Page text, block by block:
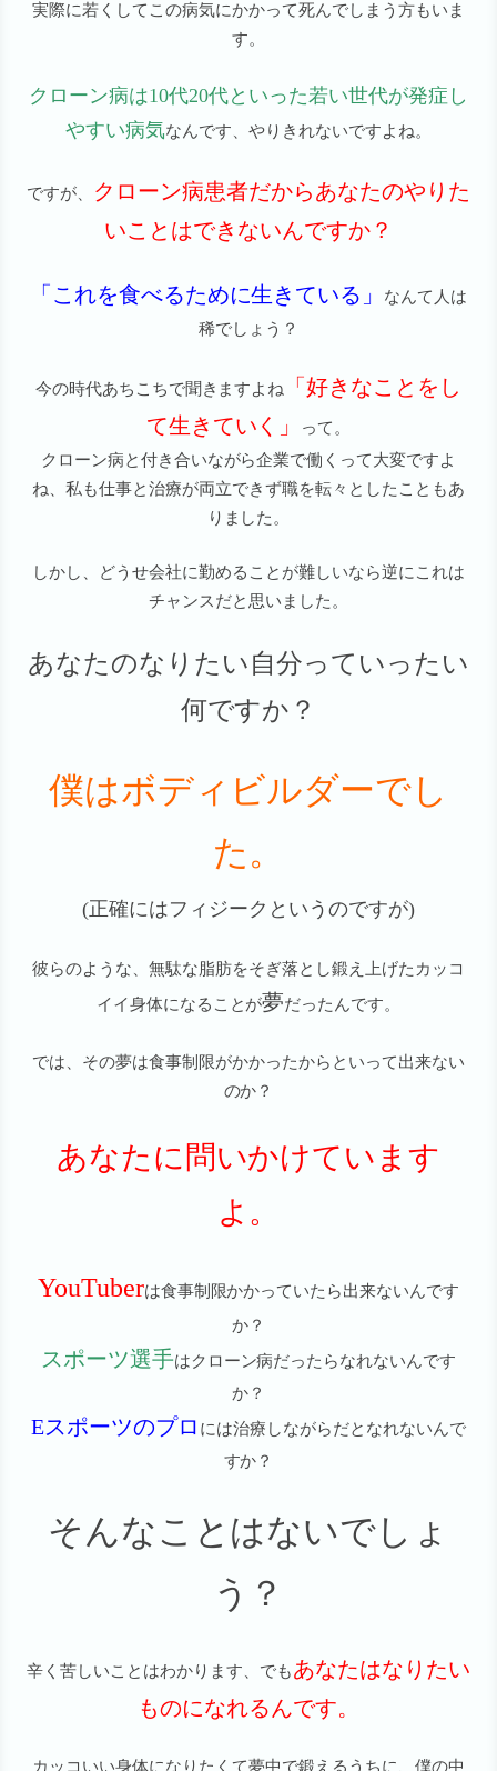
実際に若くしてこの病気にかかって死んでしまう方もいま
す。
クローン病は10代20代といった若い世代が発症し
やすい病気なんです、やりきれないですよね。
ですが、
クローン病患者だからあなたのやりた
いことはできないんですか？
「これを食べるために生きている」
なんて人は
稀でしょう？
今の時代あちこちで聞きますよね
「好きなことをし
て生きていく」
って。
クローン病と付き合いながら企業で働くって大変ですよ
ね、私も仕事と治療が両立できず職を転々としたこともあ
りました。
しかし、どうせ会社に勤めることが難しいなら逆にこれは
チャンスだと思いました。
あなたのなりたい自分っていったい
何ですか？
僕はボディビルダーでし
た。
(正確にはフィジークというのですが)
彼らのような、無駄な脂肪をそぎ落とし鍛え上げたカッコ
イイ身体になることが夢だったんです。
では、その夢は食事制限がかかったからといって出来ない
のか？
あなたに問いかけています
よ。
YouTuberは食事制限かかっていたら出来ないんです
か？
スポーツ選手はクローン病だったらなれないんです
か？
Eスポーツのプロ には治療しながらだとなれないんで
すか？
そんなことはないでしょ
う？
辛く苦しいことはわかります、でもあなたはなりたい
ものになれるんです。
カッコいい身体になりたくて夢中で鍛えるうちに、僕の中